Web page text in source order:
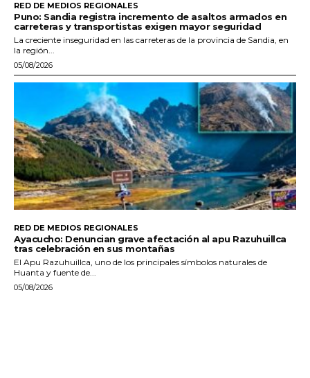
RED DE MEDIOS REGIONALES
Puno: Sandia registra incremento de asaltos armados en
carreteras y transportistas exigen mayor seguridad
La creciente inseguridad en las carreteras de la provincia de Sandia, en
la región...
05/08/2026
RED DE MEDIOS REGIONALES
Ayacucho: Denuncian grave afectación al apu Razuhuillca
tras celebración en sus montañas
El Apu Razuhuillca, uno de los principales símbolos naturales de
Huanta y fuente de...
05/08/2026